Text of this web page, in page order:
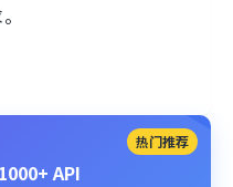
热门推荐
API